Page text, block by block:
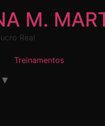
M.
Real
Treinamentos